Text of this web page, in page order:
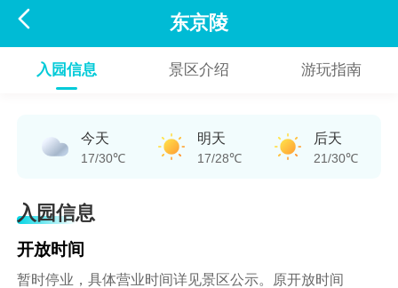
 东京陵
入园信息 景区介绍 游玩指南
今天
17/30℃
明天
17/28℃
后天
21/30℃
入园信息
开放时间
暂时停业，具体营业时间详见景区公示。原开放时间